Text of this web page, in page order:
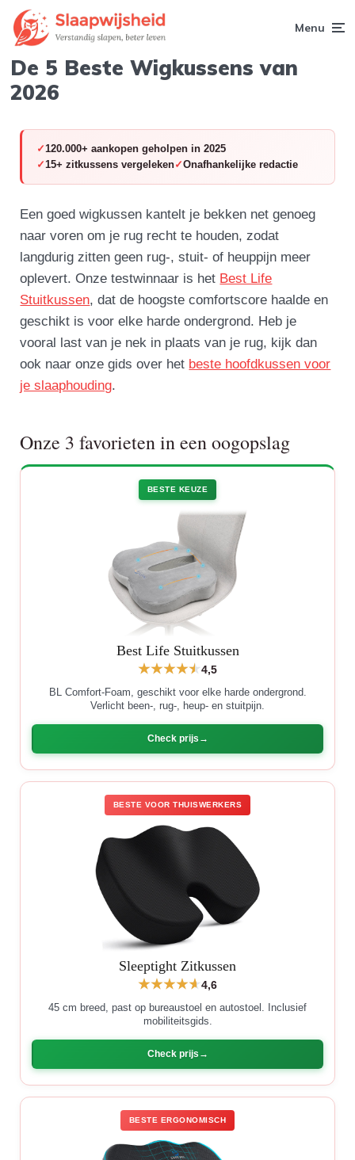
Menu
De 5 Beste Wigkussens van
2026
120.000+ aankopen geholpen in 2025
15+ zitkussens vergeleken
Onafhankelijke redactie
Een goed wigkussen kantelt je bekken net genoeg
naar voren om je rug recht te houden, zodat
langdurig zitten geen rug-, stuit- of heuppijn meer
oplevert. Onze testwinnaar is het Best Life
Stuitkussen, dat de hoogste comfortscore haalde en
geschikt is voor elke harde ondergrond. Heb je
vooral last van je nek in plaats van je rug, kijk dan
ook naar onze gids over het beste hoofdkussen voor
je slaaphouding.
Onze 3 favorieten in een oogopslag
BESTE KEUZE
Best Life Stuitkussen
4,5
BL Comfort-Foam, geschikt voor elke harde ondergrond.
Verlicht been-, rug-, heup- en stuitpijn.
Check prijs
BESTE VOOR THUISWERKERS
Sleeptight Zitkussen
4,6
45 cm breed, past op bureaustoel en autostoel. Inclusief
mobiliteitsgids.
Check prijs
BESTE ERGONOMISCH